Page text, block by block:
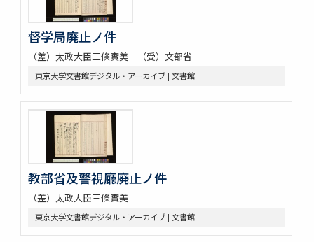
督学局廃止ノ件
（差）太政大臣三條實美 （受）文部省
東京大学文書館デジタル・アーカイブ | 文書館
教部省及警視廳廃止ノ件
（差）太政大臣三條實美
東京大学文書館デジタル・アーカイブ | 文書館